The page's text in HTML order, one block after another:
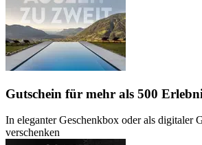
Gutschein für mehr als 500
In eleganter Geschenkbox oder als digitaler
verschenken